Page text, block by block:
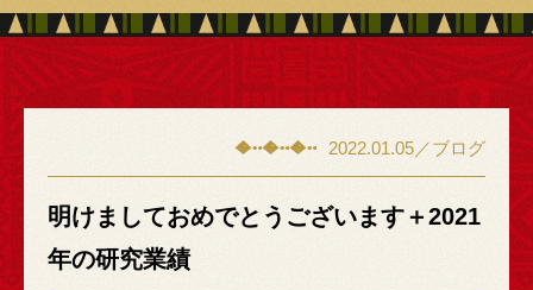
2022.01.05／ブログ
明けましておめでとうございます＋2021
年の研究業績